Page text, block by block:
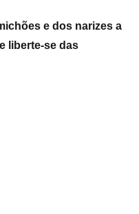
e dos narizes a
liberte-se das